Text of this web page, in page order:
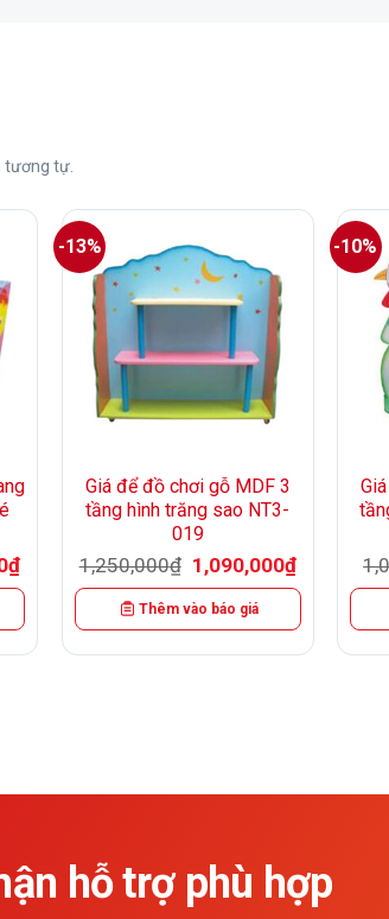
tương tự.
₫Giá
tại
1,050,000₫.
-13%
Giá để đồ chơi gỗ MDF 3
tầng hình trăng sao NT3-
019
1,250,000₫
Giá
gốc
là:
1,250,000₫.
1,090,000₫Giá
hiện
tại
1,090,000₫.
Thêm vào báo giá
-10%
hỗ trợ phù hợp